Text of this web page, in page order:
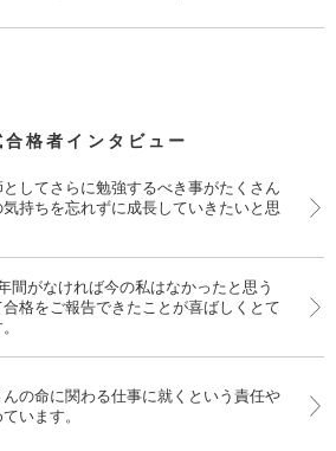
合格者インタビュー
してさらに勉強するべき事がたくさん
持ちを忘れずに成長していきたいと思
間がなければ今の私はなかったと思う
格をご報告できたことが喜ばしくとて
の命に関わる仕事に就くという責任や
います。